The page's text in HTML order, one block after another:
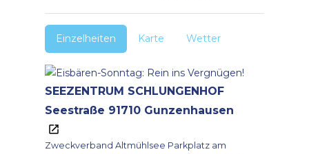
Einzelheiten Karte Wetter
SEEZENTRUM SCHLUNGENHOF
Seestraße 91710 Gunzenhausen
Zweckverband Altmühlsee Parkplatz am